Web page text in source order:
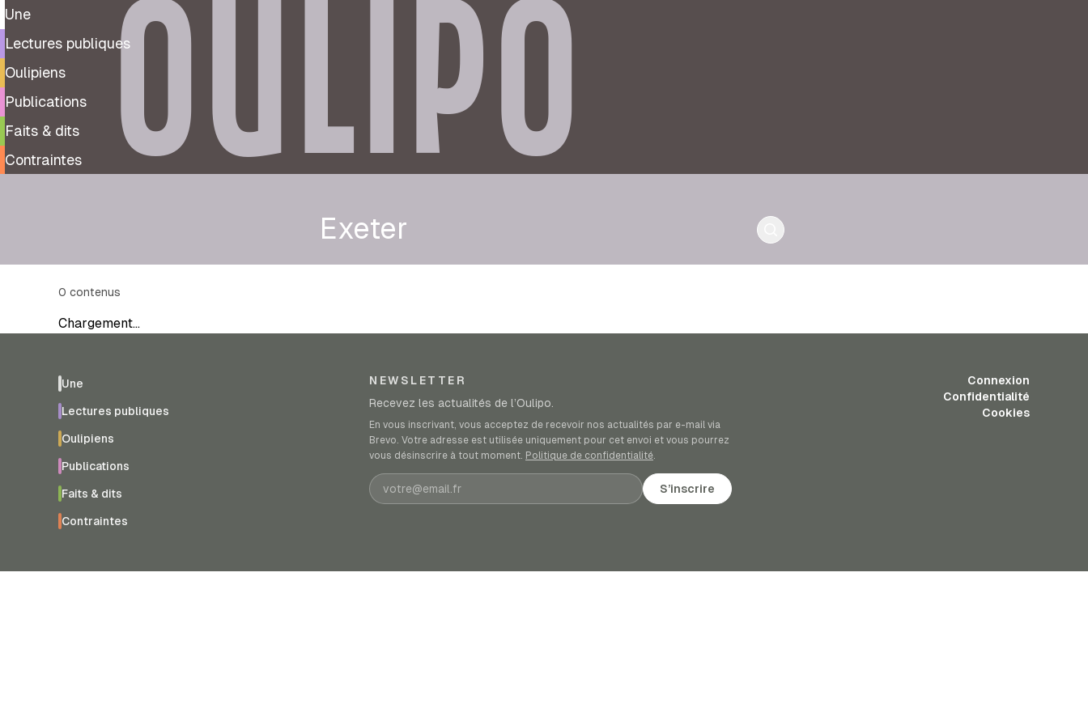
Une
Lectures publiques
Oulipiens
Publications
Faits & dits
Contraintes
OULIPO
Exeter
0 contenus
Chargement…
Une
Lectures publiques
Oulipiens
Publications
Faits & dits
Contraintes
NEWSLETTER
Recevez les actualités de l’Oulipo.
En vous inscrivant, vous acceptez de recevoir nos actualités par e-mail via
Brevo. Votre adresse est utilisée uniquement pour cet envoi et vous pourrez
vous désinscrire à tout moment. Politique de confidentialité.
Adresse e-mail S’inscrire
Connexion
Confidentialité
Cookies